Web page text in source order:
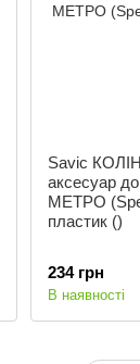
Savic
аксесуар
МЕТРО
пластик ()
234 грн
В наявності